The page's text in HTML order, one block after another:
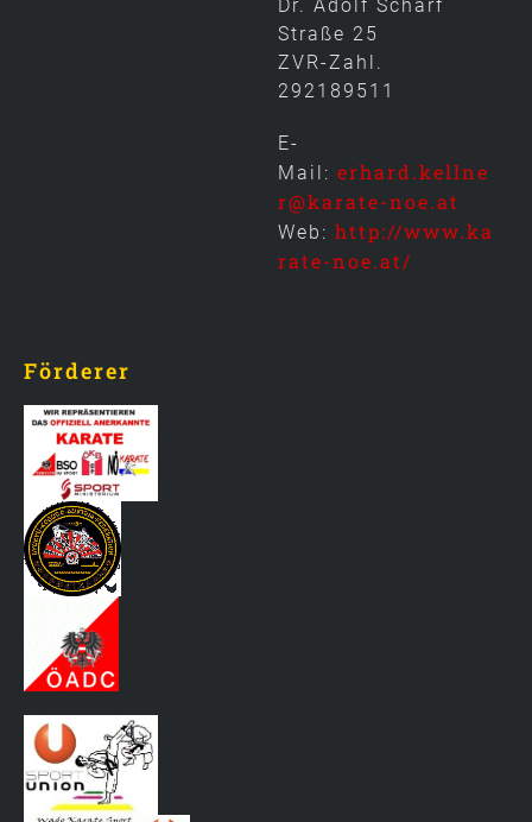
Dr. Adolf Schärf
Straße 25
ZVR-Zahl.
292189511
E-
Mail: erhard.kellne
r@karate-noe.at
Web: http://www.ka
rate-noe.at/
Förderer